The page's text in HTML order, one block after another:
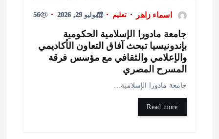
اسماء زاهر تعليم يوليو 29, 2026 56
مادورا الإسلامية الحكومية
تبحث آفاق التعاون الأكاديمي
والثقافي مع مؤسس فرقة
المصري
مادورا الإسلامية…